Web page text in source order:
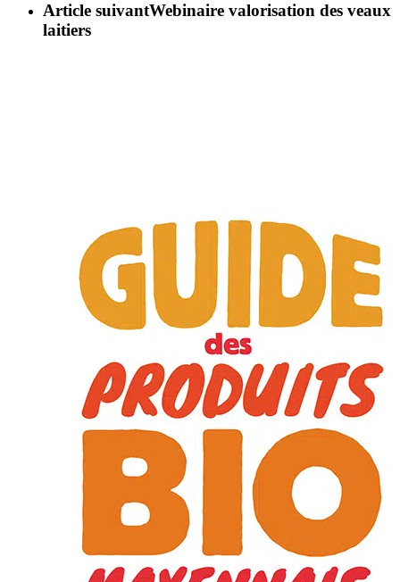
Article suivantWebinaire valorisation des veaux
laitiers